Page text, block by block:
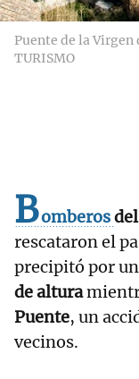
Puente de la Virgen
TURISMO
Bomberos
rescataron el
precipitó por
de altura
Puente, un
vecinos.